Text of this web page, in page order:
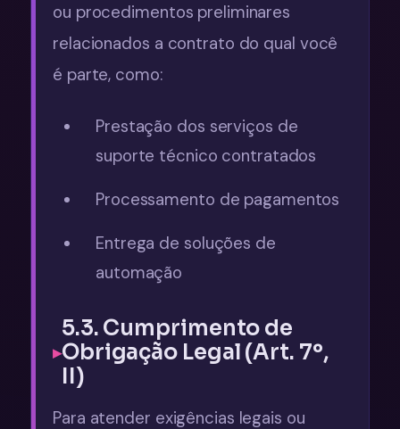
ou procedimentos preliminares
relacionados a contrato do qual você
é parte, como:
Prestação dos serviços de
suporte técnico contratados
Processamento de pagamentos
Entrega de soluções de
automação
5.3. Cumprimento de
Obrigação Legal (Art. 7º,
II)
Para atender exigências legais ou